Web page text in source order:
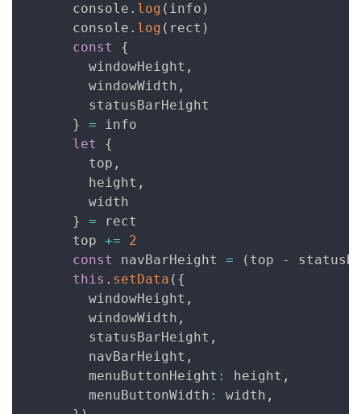
      console
. log ( info )
      console
. log ( rect )
const
{
        windowHeight
,
        windowWidth
,
        statusBarHeight
}
= info
let
{
        top
,
        height
,
        width
}
= rect
      top
+=
2
const
navBarHeight = ( top -
this . setData ( {
        windowHeight
,
        windowWidth
,
        statusBarHeight
,
        navBarHeight
,
        menuButtonHeight
: height ,
        menuButtonWidth
: width ,